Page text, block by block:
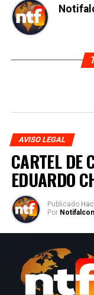
AVISO LEGAL
CARTEL DE
EDUARDO
Publicado
Por Notifalcon